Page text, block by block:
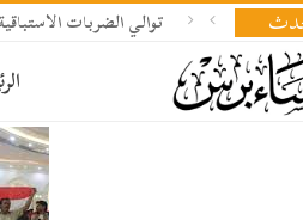
توالي الضربات